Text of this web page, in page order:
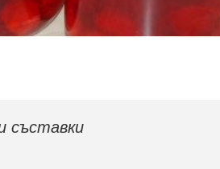
съставки